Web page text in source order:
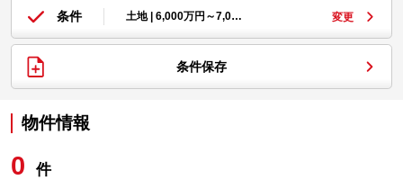
条件 土地 | 6,000万円～7,0… 変更
条件保存
物件情報
0 件